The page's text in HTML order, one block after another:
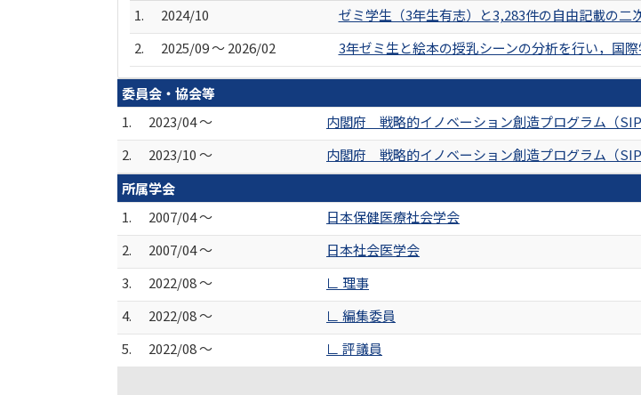
1. 2024/10
ゼミ学生（3年生有志）と3,283件の自由記載の
2.
2025/09 ～ 2026/02 3年ゼミ生と絵本の授乳シーンの分析を行い，
委員会・協会等
1.
2023/04 ～
内閣府 戦略的イノベーション創造プログラム（
2.
2023/10 ～
内閣府 戦略的イノベーション創造プログラム（
所属学会
1.
2007/04 ～
日本保健医療社会学会
2.
2007/04 ～
日本社会医学会
3.
2022/08 ～
∟ 理事
4.
2022/08 ～
∟ 編集委員
5.
2022/08 ～
∟ 評議員